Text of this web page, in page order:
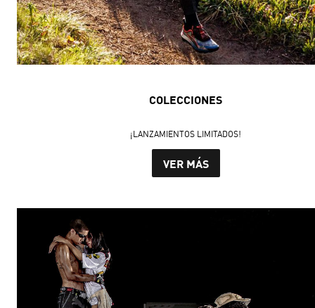
COLECCIONES
¡LANZAMIENTOS LIMITADOS!
VER MÁS